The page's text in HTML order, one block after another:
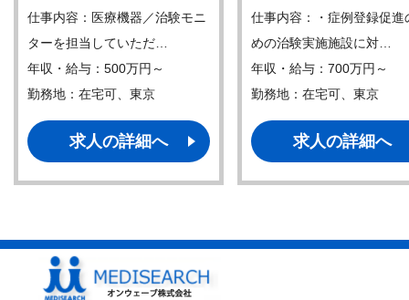
仕事内容：医療機器／治験モニ
ターを担当していただ…
年収・給与：500万円～
勤務地：在宅可、東京
求人の詳細へ
仕事内容：・症例登録促進
めの治験実施施設に対…
年収・給与：700万円～
勤務地：在宅可、東京
求人の詳細へ